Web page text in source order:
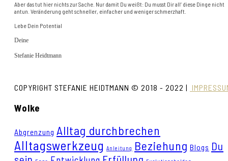
Aber das tut hier nichts zur Sache. Nur damit Du weißt: Du musst Dir all‘ diese Dinge nicht
antun. Veränderung geht schneller, einfacher und weniger schmerzhaft.
Lebe Dein Potential
Deine
Stefanie Heidtmann
COPYRIGHT STEFANIE HEIDTMANN © 2018 - 2022 |
Wolke
Abgrenzung Alltag durchbrechen
Alltagswerkzeug Anleitung Beziehung Blogs Du